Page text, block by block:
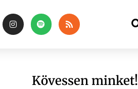
Kövessen minket!